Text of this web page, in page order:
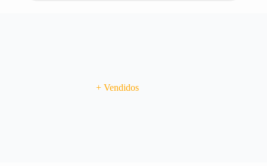
+ Vendidos